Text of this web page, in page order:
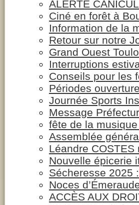
ALERTE
Ciné en forêt à
Information de la
Retour sur notre
Grand Ouest
Interruptions
Conseils pour les
Périodes
Journée Sports
Message
fête de la
Assemblée
Léandre
Nouvelle épicerie
Sécheresse 2025
Noces
ACCÈS AUX